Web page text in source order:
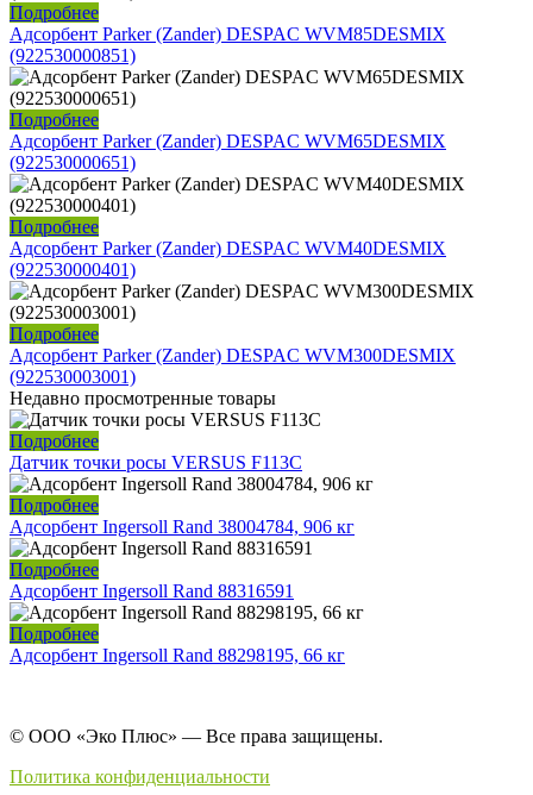
Подробнее
Адсорбент Parker (Zander) DESPAC WVM85DESMIX
(922530000851)
Подробнее
Адсорбент Parker (Zander) DESPAC WVM65DESMIX
(922530000651)
Подробнее
Адсорбент Parker (Zander) DESPAC WVM40DESMIX
(922530000401)
Подробнее
Адсорбент Parker (Zander) DESPAC WVM300DESMIX
(922530003001)
Недавно просмотренные товары
Подробнее
Датчик точки росы VERSUS F113C
Подробнее
Адсорбент Ingersoll Rand 38004784, 906 кг
Подробнее
Адсорбент Ingersoll Rand 88316591
Подробнее
Адсорбент Ingersoll Rand 88298195, 66 кг
© ООО «Эко Плюс» — Все права защищены.
Политика конфиденциальности